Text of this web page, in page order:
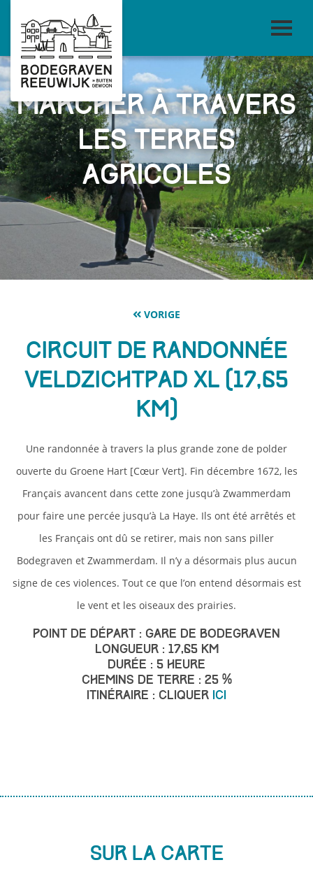
Marcher à travers
les terres
agricoles
VORIGE
Circuit de randonnée
Veldzichtpad XL (17,65
km)
Une randonnée à travers la plus grande zone de polder
ouverte du Groene Hart [Cœur Vert]. Fin décembre 1672, les
Français avancent dans cette zone jusqu’à Zwammerdam
pour faire une percée jusqu’à La Haye. Ils ont été arrêtés et
les Français ont dû se retirer, mais non sans piller
Bodegraven et Zwammerdam. Il n’y a désormais plus aucun
signe de ces violences. Tout ce que l’on entend désormais est
le vent et les oiseaux des prairies.
Point de départ : Gare de Bodegraven
Longueur : 17,65 km
Durée : 5 heure
Chemins de terre : 25 %
Itinéraire : cliquer ici
Sur la carte